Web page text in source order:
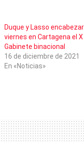
Duque y Lasso
viernes en Cartagena el X
Gabinete binacional
16 de diciembre de 2021
En «Noticias»